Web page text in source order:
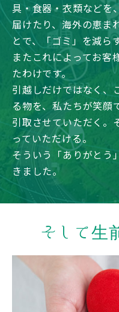
具・食器・衣類などを
届けたり、海外の恵ま
とで、「ゴミ」を減ら
またこれによってお客
たわけです。
引越しだけではなく、
る物を、私たちが笑顔
引取させていただく。
っていただける。
そういう「ありがとう
きました。
そして生